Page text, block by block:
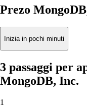
Prezo
Inizia in pochi minuti
3 passaggi per
MongoDB, Inc.
1